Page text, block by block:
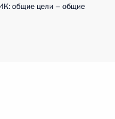
общие цели – общие